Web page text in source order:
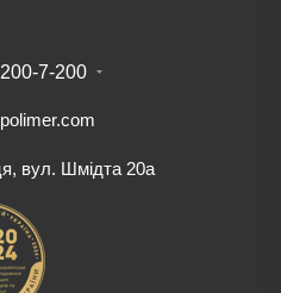
7-200
вул. Шмідта 20а